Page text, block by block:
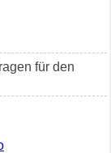
für den